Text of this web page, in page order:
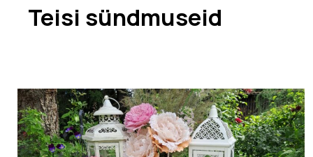
Teisi sündmuseid